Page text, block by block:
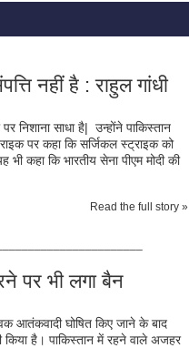
नहीं है : राहुल गांधी
निशाना साधा है| उन्‍होंने पाकिस्‍तान
पर कहा कि सर्जिकल स्‍ट्राइक को
भी कहा कि भारतीय सेना पीएम मोदी की
Read the full story »
पर भी लगा बैन
आतंकवादी घोषित किए जाने के बाद
है। पाकिस्तान में रहने वाले अजहर